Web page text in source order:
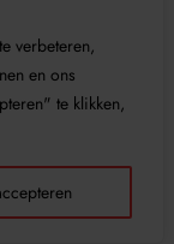
verbeteren,
en ons
te klikken,